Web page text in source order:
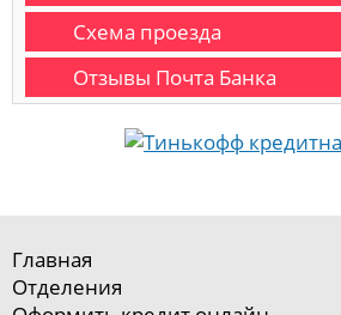
Схема проезда
Отзывы Почта Банка
Главная
Отделения